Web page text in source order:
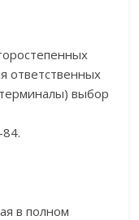
ответственных
выбор
в полном